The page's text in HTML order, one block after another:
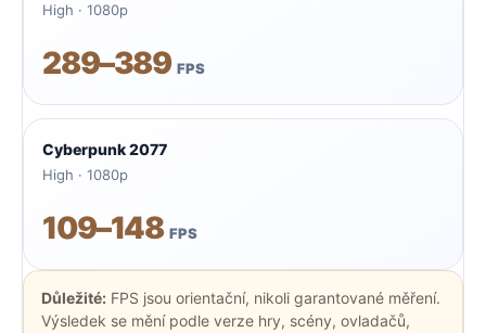
High · 1080p
289–389FPS
Cyberpunk 2077
High · 1080p
109–148FPS
Důležité: FPS jsou orientační, nikoli garantované měření.
Výsledek se mění podle verze hry, scény, ovladačů,